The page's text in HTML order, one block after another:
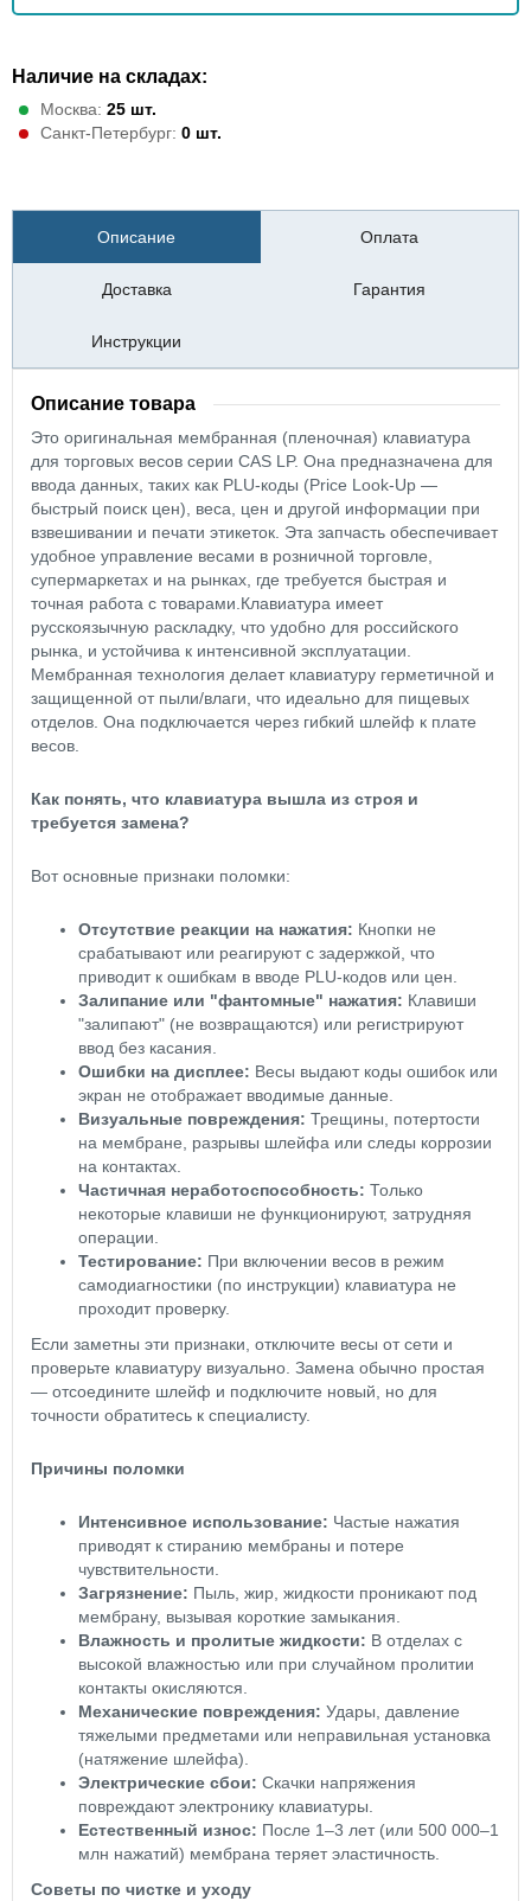
Наличие на складах:
Москва: 25 шт.
Санкт-Петербург: 0 шт.
Описание Оплата
Доставка Гарантия
Инструкции
Описание товара
Это оригинальная мембранная (пленочная) клавиатура
для торговых весов серии CAS LP. Она предназначена для
ввода данных, таких как PLU-коды (Price Look-Up —
быстрый поиск цен), веса, цен и другой информации при
взвешивании и печати этикеток. Эта запчасть обеспечивает
удобное управление весами в розничной торговле,
супермаркетах и на рынках, где требуется быстрая и
точная работа с товарами.Клавиатура имеет
русскоязычную раскладку, что удобно для российского
рынка, и устойчива к интенсивной эксплуатации.
Мембранная технология делает клавиатуру герметичной и
защищенной от пыли/влаги, что идеально для пищевых
отделов. Она подключается через гибкий шлейф к плате
весов.
Как понять, что клавиатура вышла из строя и
требуется замена?
Вот основные признаки поломки:
Отсутствие реакции на нажатия: Кнопки не
срабатывают или реагируют с задержкой, что
приводит к ошибкам в вводе PLU-кодов или цен.
Залипание или "фантомные" нажатия: Клавиши
"залипают" (не возвращаются) или регистрируют
ввод без касания.
Ошибки на дисплее: Весы выдают коды ошибок или
экран не отображает вводимые данные.
Визуальные повреждения: Трещины, потертости
на мембране, разрывы шлейфа или следы коррозии
на контактах.
Частичная неработоспособность: Только
некоторые клавиши не функционируют, затрудняя
операции.
Тестирование: При включении весов в режим
самодиагностики (по инструкции) клавиатура не
проходит проверку.
Если заметны эти признаки, отключите весы от сети и
проверьте клавиатуру визуально. Замена обычно простая
— отсоедините шлейф и подключите новый, но для
точности обратитесь к специалисту.
Причины поломки
Интенсивное использование: Частые нажатия
приводят к стиранию мембраны и потере
чувствительности.
Загрязнение: Пыль, жир, жидкости проникают под
мембрану, вызывая короткие замыкания.
Влажность и пролитые жидкости: В отделах с
высокой влажностью или при случайном пролитии
контакты окисляются.
Механические повреждения: Удары, давление
тяжелыми предметами или неправильная установка
(натяжение шлейфа).
Электрические сбои: Скачки напряжения
повреждают электронику клавиатуры.
Естественный износ: После 1–3 лет (или 500 000–1
млн нажатий) мембрана теряет эластичность.
Советы по чистке и уходу